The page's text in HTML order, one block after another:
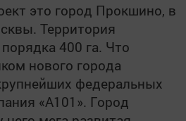
это город Прокшино, в
Территория
400 га. Что
нового города
федеральных
«А101». Город